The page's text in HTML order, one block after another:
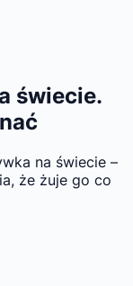
świecie.
na świecie –
że żuje go co